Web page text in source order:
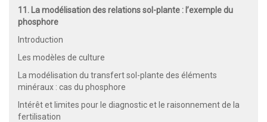
11. La modélisation des relations sol-plante : l’exemple du
phosphore
Introduction
Les modèles de culture
La modélisation du transfert sol-plante des éléments
minéraux : cas du phosphore
Intérêt et limites pour le diagnostic et le raisonnement de la
fertilisation